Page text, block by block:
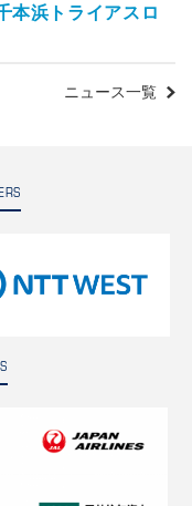
本浜トライアスロ
ニュース一覧